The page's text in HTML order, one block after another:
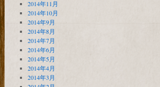
2014年11月
2014年10月
2014年9月
2014年8月
2014年7月
2014年6月
2014年5月
2014年4月
2014年3月